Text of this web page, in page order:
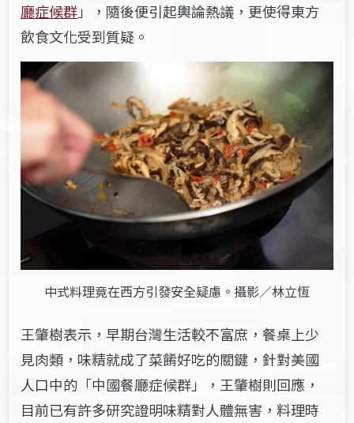
廳症候群」，隨後便引起輿論熱議，更使得東方
飲食文化受到質疑。
中式料理竟在西方引發安全疑慮。攝影／林立恆
王肇樹表示，早期台灣生活較不富庶，餐桌上少
見肉類，味精就成了菜餚好吃的關鍵，針對美國
人口中的「中國餐廳症候群」，王肇樹則回應，
目前已有許多研究證明味精對人體無害，料理時